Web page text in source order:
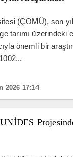
(ÇOMÜ), son
tarımı üzerindeki
önemli bir
2026 17:14